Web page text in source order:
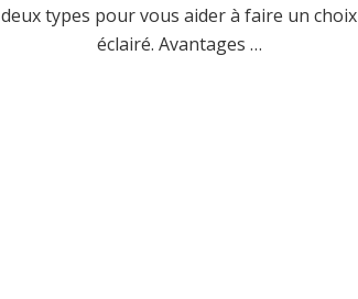
deux types pour vous aider à faire un choix
éclairé. Avantages …